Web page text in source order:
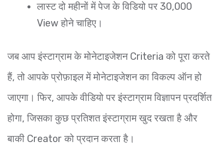
लास्ट दो महीनों में पेज के विडियो पर 30,000
View होने चाहिए।
जब आप इंस्टाग्राम के मोनेटाइजेशन Criteria को पूरा करते
हैं, तो आपके प्रोफ़ाइल में मोनेटाइजेशन का विकल्प ऑन हो
जाएगा। फिर, आपके वीडियो पर इंस्टाग्राम विज्ञापन प्रदर्शित
होगा, जिसका कुछ प्रतिशत इंस्टाग्राम खुद रखता है और
बाकी Creator को प्रदान करता है।